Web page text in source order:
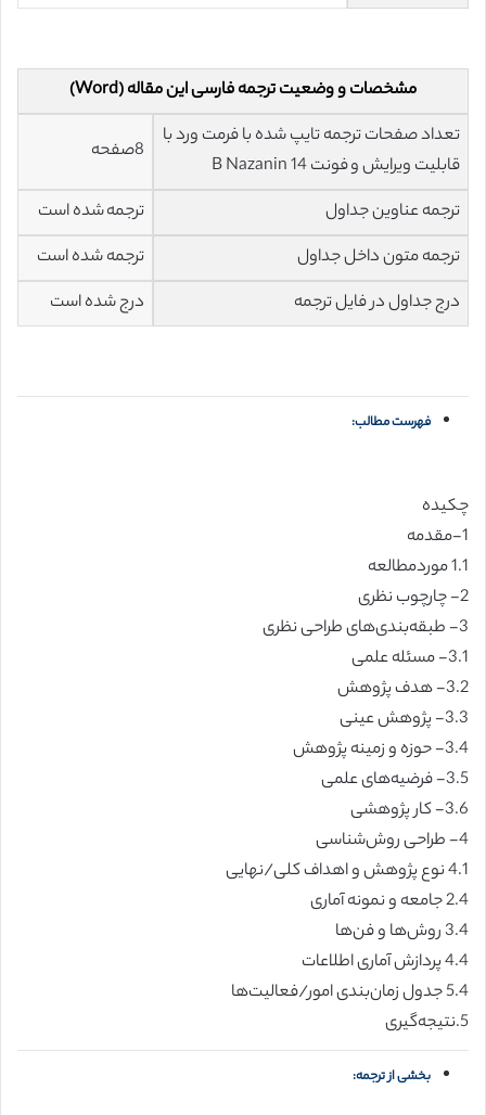
مشخصات و وضعیت ترجمه فارسی این مقاله (Word)
تعداد صفحات ترجمه تایپ شده با فرمت ورد با
قابلیت ویرایش و فونت 14 B Nazanin
8صفحه
ترجمه عناوین جداول
ترجمه شده است
ترجمه متون داخل جداول
ترجمه شده است
درج جداول در فایل ترجمه
درج شده است
فهرست مطالب:
چکیده
1-مقدمه
1.1 موردمطالعه
2- چارچوب نظری
3- طبقه‌بندی‌های طراحی نظری
3.1- مسئله علمی
3.2- هدف پژوهش
3.3- پژوهش عینی
3.4- حوزه و زمینه پژوهش
3.5- فرضیه‌های علمی
3.6- کار پژوهشی
4- طراحی روش‌شناسی
4.1 نوع پژوهش و اهداف کلی/نهایی
2.4 جامعه و نمونه آماری
3.4 روش‌ها و فن‌ها
4.4 پردازش آماری اطلاعات
5.4 جدول زمان‌بندی امور/فعالیت‌ها
5.نتیجه‌گیری
بخشی از ترجمه: